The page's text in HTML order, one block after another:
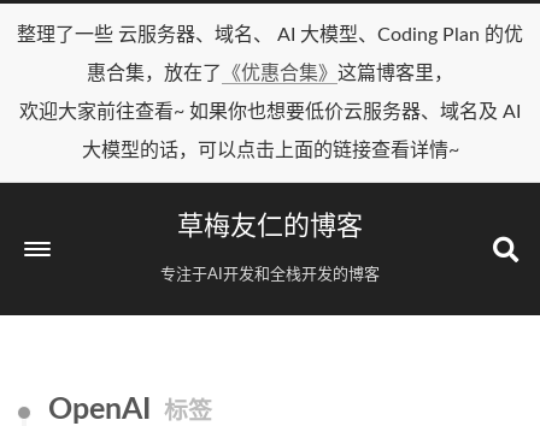
整理了一些 云服务器、域名、 AI 大模型、Coding Plan 的优
惠合集，放在了
《优惠合集》 这篇博客里，
欢迎大家前往查看~ 如果你也想要低价云服务器、域名及 AI
大模型的话，可以点击上面的链接查看详情~
草梅友仁的博客
专注于AI开发和全栈开发的博客
OpenAI 标签